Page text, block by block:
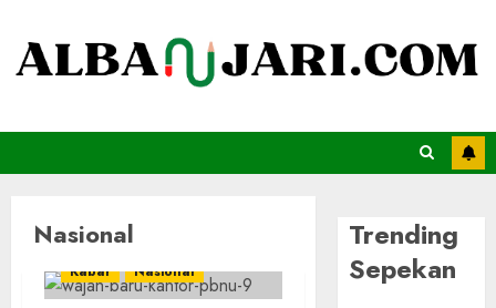
Nasional
Kabar Nasional
Trending
Sepekan